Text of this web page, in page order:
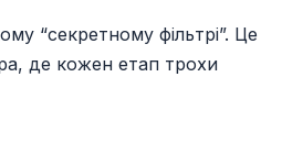
“секретному фільтрі”. Це
де кожен етап трохи